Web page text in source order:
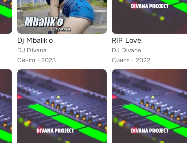
Dj Mbalik'o
DJ Divana
Сингл
2023
RIP Love
DJ Divana
Сингл
2022